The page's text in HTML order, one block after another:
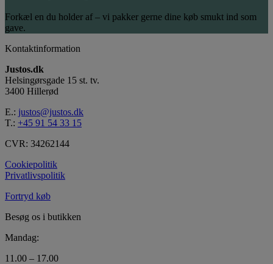
Forkæl en du holder af – vi pakker gerne dine køb smukt ind som
gave.
Kontaktinformation
Justos.dk
Helsingørsgade 15 st. tv.
3400 Hillerød
E.: justos@justos.dk
T.: +45 91 54 33 15
CVR: 34262144
Cookiepolitik
Privatlivspolitik
Fortryd køb
Besøg os i butikken
Mandag:
11.00 – 17.00